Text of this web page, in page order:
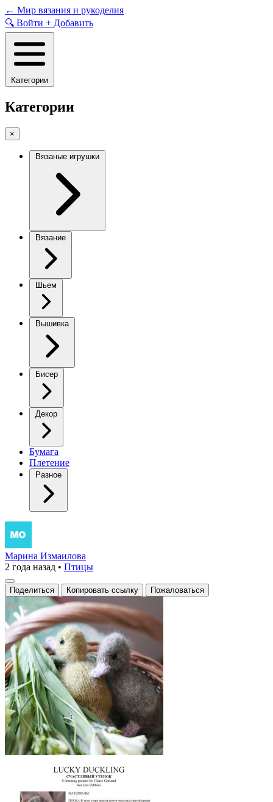
Skip
to
content
← Мир вязания и рукоделия
🔍 Войти + Добавить
Категории
Категории
×
Вязаные игрушки
Вязание
Шьем
Вышивка
Бисер
Декор
Бумага
Плетение
Разное
Утиные
приключения
в
корзине
Марина Измаилова
2 года назад • Птицы
Поделиться Копировать ссылку Пожаловаться